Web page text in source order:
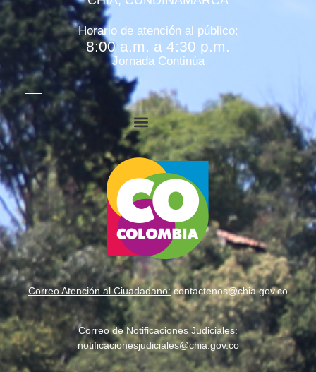
VIVIENDO LA VIDA - ENTREVISTA TELEAMIGA
CHÍA VIBRÓ CON LA CARRERA DE LA MUJER
Recaudo Alcaldía de Chía
CHÍA, MUNICIPIO SEMIFINALISTA DEL
5 BICICROSISTAS DE CHÍA ESTARÁN EN EL
BICICROSISTAS COLOMBIANOS SUEÑAN CON
Falla Eléctrica en Planta Tibitoc Afecta
Chía regulará vehículos de carga pesada
"FISH FESTIVAL", FIESTA GASTRONÓMICA EN
Horario de atención al público:
8:00 a.m. a 4:30 p.m.
Jornada Continúa
Correo Atención al Ciuadadano:contactenos@chia.gov.co
Correo de Notificaciones Judiciales:
notificacionesjudiciales@chia.gov.co